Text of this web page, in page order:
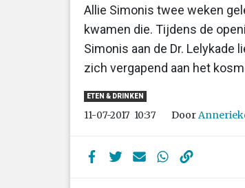
Allie Simonis twee weken
kwamen die. Tijdens de
Simonis aan de Dr.
zich vergapend aan het
ETEN & DRINKEN
11-07-2017 10:37 Door